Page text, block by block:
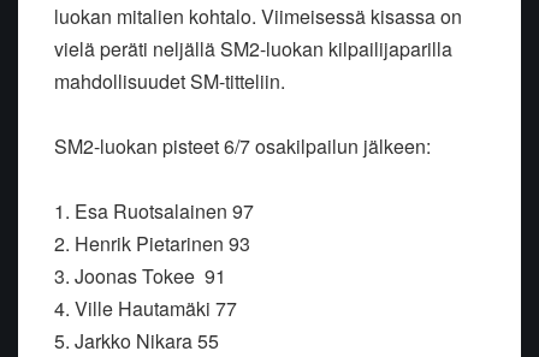
luokan mitalien kohtalo. Viimeisessä kisassa on
vielä peräti neljällä SM2-luokan kilpailijaparilla
mahdollisuudet SM-titteliin.
SM2-luokan pisteet 6/7 osakilpailun jälkeen:
1. Esa Ruotsalainen 97
2. Henrik Pietarinen 93
3. Joonas Tokee 91
4. Ville Hautamäki 77
5. Jarkko Nikara 55